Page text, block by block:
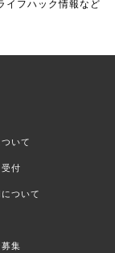
イフハック情報など
いて
付
ついて
集